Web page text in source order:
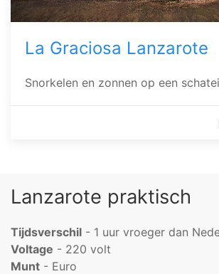
La Graciosa Lanzarote
Snorkelen en zonnen op een
Lanzarote praktisch
Tijdsverschil - 1 uur vroeger dan
Voltage - 220 volt
Munt - Euro